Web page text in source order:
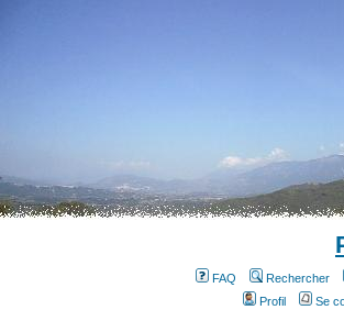
FAQ Rechercher
Profil
Se